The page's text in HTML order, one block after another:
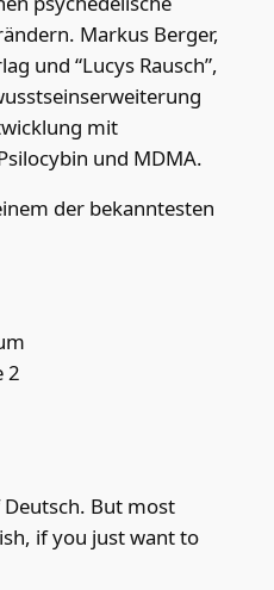
Markus Berger,
und “Lucys Rausch”,
mit
und MDMA.
der bekanntesten
2
But most
if you just want to